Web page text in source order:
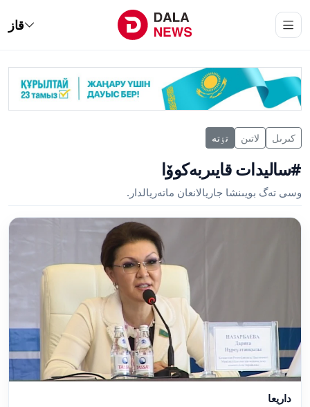
قاز
كىرىل لاتىن تٶتە
#ساليدات قايىربەكوۆا
وسى تەگ بويىنشا جاريالانعان ماتەريالدار.
داريعا